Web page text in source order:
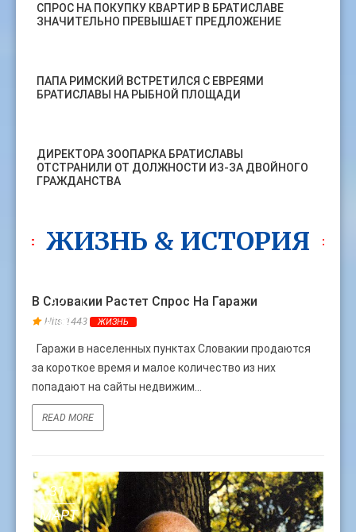
СПРОС НА ПОКУПКУ КВАРТИР В БРАТИСЛАВЕ
ЗНАЧИТЕЛЬНО ПРЕВЫШАЕТ ПРЕДЛОЖЕНИЕ
ПАПА РИМСКИЙ ВСТРЕТИЛСЯ С ЕВРЕЯМИ
БРАТИСЛАВЫ НА РЫБНОЙ ПЛОЩАДИ
ДИРЕКТОРА ЗООПАРКА БРАТИСЛАВЫ
ОТСТРАНИЛИ ОТ ДОЛЖНОСТИ ИЗ-ЗА ДВОЙНОГО
ГРАЖДАНСТВА
ЖИЗНЬ & ИСТОРИЯ
В Словакии Растет Спрос На Гаражи
Hits:1443 ЖИЗНЬ
Гаражи в населенных пунктах Словакии продаются
за короткое время и малое количество из них
попадают на сайты недвижим...
30
АПР
READ MORE
31
МАРТ